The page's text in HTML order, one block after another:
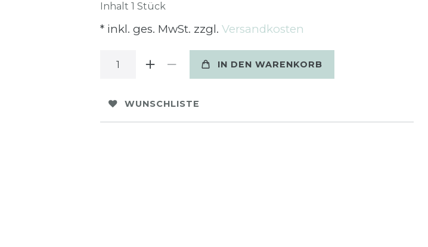
Inhalt 1 Stück
* inkl. ges. MwSt. zzgl. Versandkosten
IN DEN WARENKORB
WUNSCHLISTE